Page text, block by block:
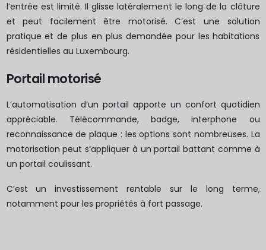
l’entrée est limité. Il glisse latéralement le long de la clôture
et peut facilement être motorisé. C’est une solution
pratique et de plus en plus demandée pour les habitations
résidentielles au Luxembourg.
Portail motorisé
L’automatisation d’un portail apporte un confort quotidien
appréciable. Télécommande, badge, interphone ou
reconnaissance de plaque : les options sont nombreuses. La
motorisation peut s’appliquer à un portail battant comme à
un portail coulissant.
C’est un investissement rentable sur le long terme,
notamment pour les propriétés à fort passage.